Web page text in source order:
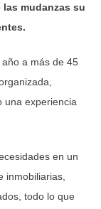
mudanzas su
a más de 45
una experiencia
en un
inmobiliarias,
todo lo que